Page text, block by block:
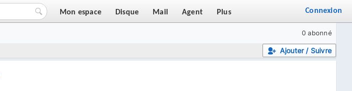
Mon espace Disque Mail Agent Plus Connexion
0 abonné
Ajouter / Suivre